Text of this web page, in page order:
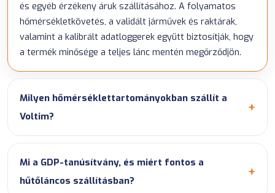
és egyéb érzékeny áruk szállításához. A folyamatos
hőmérsékletkövetés, a validált járművek és raktárak,
valamint a kalibrált adatloggerek együtt biztosítják, hogy
a termék minősége a teljes lánc mentén megőrződjön.
Milyen hőmérséklettartományokban szállít a
Voltim?
Mi a GDP-tanúsítvány, és miért fontos a
hűtőláncos szállításban?